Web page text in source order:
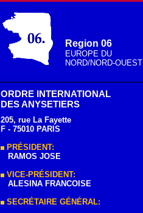
Region 06
EUROPE DU
NORD/NORD-OUEST
ORDRE INTERNATIONAL
DES ANYSETIERS
205, rue La Fayette
F - 75010 PARIS
PRÉSIDENT:
RAMOS JOSE
VICE-PRÉSIDENT:
ALESINA FRANCOISE
SECRÉTAIRE GÉNÉRAL: